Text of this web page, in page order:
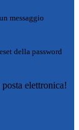
messaggio
della password
elettronica!